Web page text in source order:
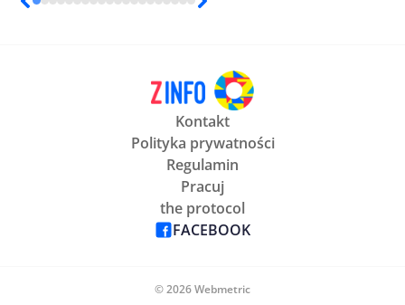
Kontakt
Polityka prywatności
Regulamin
Pracuj
the protocol
FACEBOOK
© 2026 Webmetric